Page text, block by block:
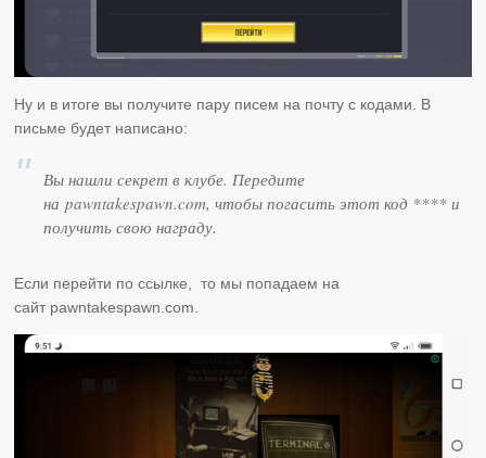
Ну и в итоге вы получите пару писем на почту с кодами. В
письме будет написано:
Вы нашли секрет в клубе. Передите
на pawntakespawn.com, чтобы погасить этот код **** и
получить свою награду.
Если перейти по ссылке, то мы попадаем на
сайт pawntakespawn.com.